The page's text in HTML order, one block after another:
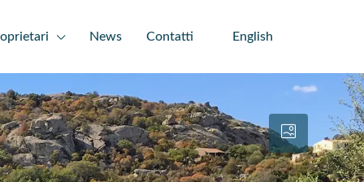
News Contatti English